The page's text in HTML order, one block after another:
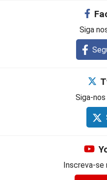
Siga
Siga-
Inscreva-se